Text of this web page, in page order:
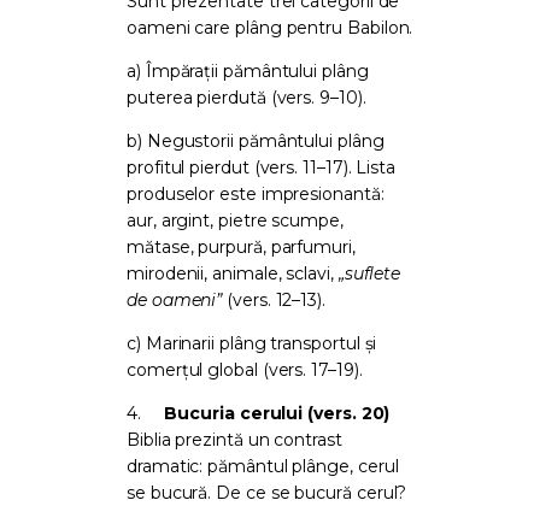
oameni care plâng pentru Babilon.
a) Împărații pământului plâng
puterea pierdută (vers. 9–10).
b) Negustorii pământului plâng
profitul pierdut (vers. 11–17). Lista
produselor este impresionantă:
aur, argint, pietre scumpe,
mătase, purpură, parfumuri,
mirodenii, animale, sclavi, „suflete
de oameni”(vers. 12–13).
c) Marinarii plâng transportul și
comerțul global (vers. 17–19).
4.
Bucuria cerului (vers. 20)
Biblia prezintă un contrast
dramatic: pământul plânge, cerul
se bucură. De ce se bucură cerul?